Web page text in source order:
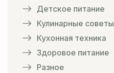
Детское питание
Кулинарные советы
Кухонная техника
Здоровое питание
Разное